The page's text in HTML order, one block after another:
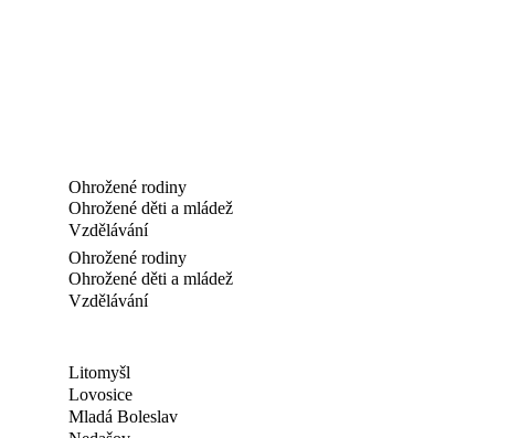
Ohrožené rodiny
Ohrožené děti a mládež
Vzdělávání
Ohrožené rodiny
Ohrožené děti a mládež
Vzdělávání
Litomyšl
Lovosice
Mladá Boleslav